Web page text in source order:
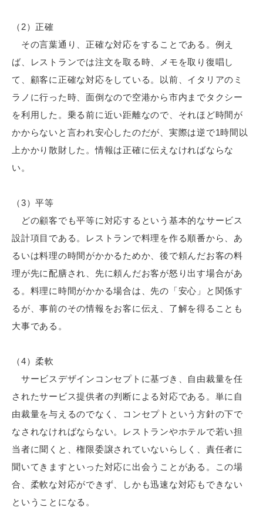
（2）正確
その言葉通り、正確な対応をすることである。例え
ば、レストランでは注文を取る時、メモを取り復唱し
て、顧客に正確な対応をしている。以前、イタリアのミ
ラノに行った時、面倒なので空港から市内までタクシー
を利用した。乗る前に近い距離なので、それほど時間が
かからないと言われ安心したのだが、実際は逆で1時間以
上かかり散財した。情報は正確に伝えなければならな
い。
（3）平等
どの顧客でも平等に対応するという基本的なサービス
設計項目である。レストランで料理を作る順番から、あ
るいは料理の時間がかかるためか、後で頼んだお客の料
理が先に配膳され、先に頼んだお客が怒り出す場合があ
る。料理に時間がかかる場合は、先の「安心」と関係す
るが、事前のその情報をお客に伝え、了解を得ることも
大事である。
（4）柔軟
サービスデザインコンセプトに基づき、自由裁量を任
されたサービス提供者の判断による対応である。単に自
由裁量を与えるのでなく、コンセプトという方針の下で
なされなければならない。レストランやホテルで若い担
当者に聞くと、権限委譲されていないらしく、責任者に
聞いてきますといった対応に出会うことがある。この場
合、柔軟な対応ができず、しかも迅速な対応もできない
ということになる。